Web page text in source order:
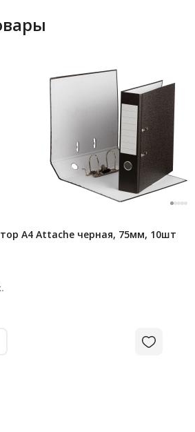
А4 Attache черная, 75мм, 10шт